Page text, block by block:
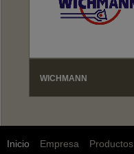
WICHMANN
Inicio Empresa Productos